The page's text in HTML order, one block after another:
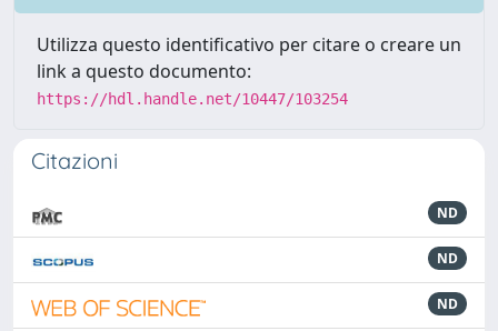
Utilizza questo identificativo per citare o creare un
link a questo documento:
https://hdl.handle.net/10447/103254
Citazioni
ND
ND
ND